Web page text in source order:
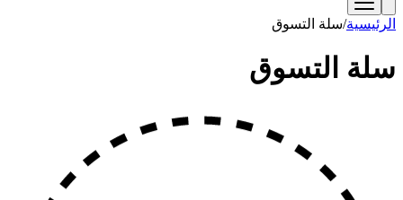
الرئيسية/سلة التسوق
سلة التسوق